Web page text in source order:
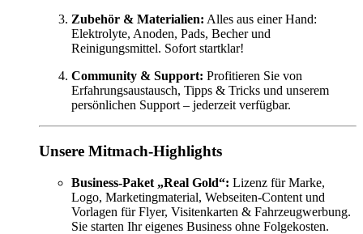
Zubehör & Materialien: Alles aus einer Hand:
Elektrolyte, Anoden, Pads, Becher und
Reinigungsmittel. Sofort startklar!
Community & Support: Profitieren Sie von
Erfahrungsaustausch, Tipps & Tricks und unserem
persönlichen Support – jederzeit verfügbar.
Unsere Mitmach-Highlights
Business-Paket „Real Gold“: Lizenz für Marke,
Logo, Marketingmaterial, Webseiten-Content und
Vorlagen für Flyer, Visitenkarten & Fahrzeugwerbung.
Sie starten Ihr eigenes Business ohne Folgekosten.